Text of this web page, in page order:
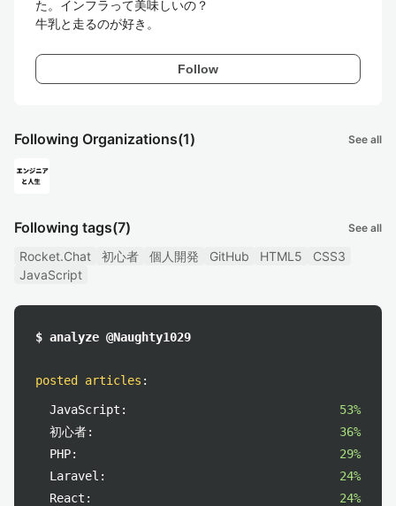
た。インフラって美味しいの？
牛乳と走るのが好き。
Follow
Following Organizations(1) See all
Following tags(7) See all
Rocket.Chat 初心者 個人開発 GitHub HTML5
CSS3
JavaScript
$ analyze @Naughty1029
posted articles :
JavaScript:
53%
初心者:
36%
PHP:
29%
Laravel:
24%
React:
24%